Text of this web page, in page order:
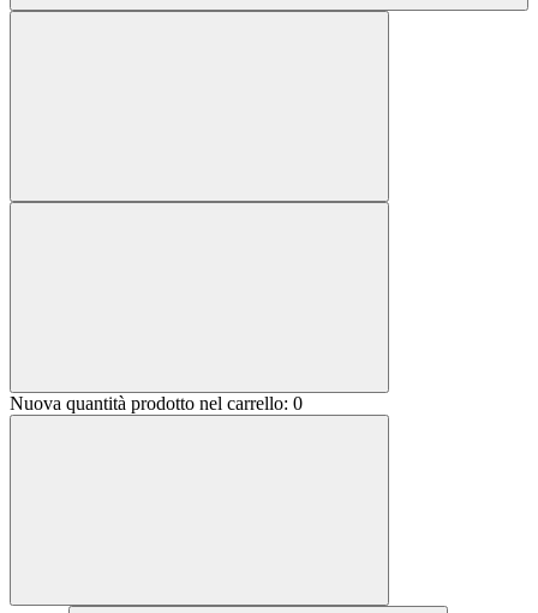
Nuova quantità prodotto nel carrello: 0